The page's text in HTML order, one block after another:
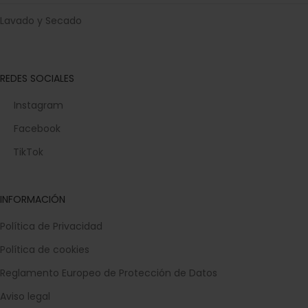
Lavado y Secado
REDES SOCIALES
Instagram
Facebook
TikTok
INFORMACIÓN
Política de Privacidad
Política de cookies
Reglamento Europeo de Protección de Datos
Aviso legal